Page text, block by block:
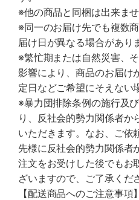
※他の商品と同梱は出来ま
※同一のお届け先でも複数
届け日が異なる場合があり
※繁忙期または自然災害、
影響により、商品のお届け
定日などご希望にそえない
※暴力団排除条例の施行及
り、反社会的勢力関係者か
いただきます。なお、ご依
先様に反社会的勢力関係者
注文をお受けした後でもお
ざいますので、ご了承くだ
【配送商品へのご注意事項】